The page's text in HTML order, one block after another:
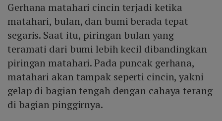
Gerhana matahari cincin terjadi ketika
matahari, bulan, dan bumi berada tepat
segaris. Saat itu, piringan bulan yang
teramati dari bumi lebih kecil dibandingkan
piringan matahari. Pada puncak gerhana,
matahari akan tampak seperti cincin, yakni
gelap di bagian tengah dengan cahaya terang
di bagian pinggirnya.